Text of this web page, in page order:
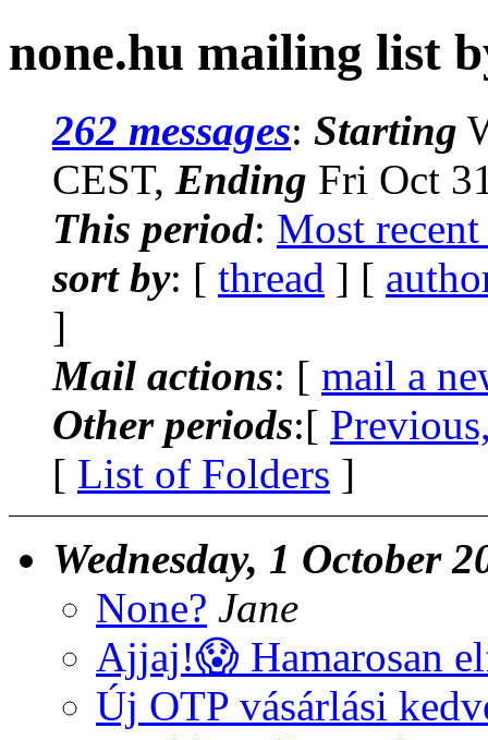
none.hu mailing list
262 messages: Starting
CEST, Ending Fri Oct
This period: Most recent
sort by: [ thread ] [
]
Mail actions: [ mail a
Other periods:[
[ List of Folders ]
Wednesday, 1 October
None? Jane
Ajjaj!😱 Hamarosan
Új OTP vásárlási